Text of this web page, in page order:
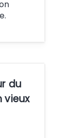
du
vieux